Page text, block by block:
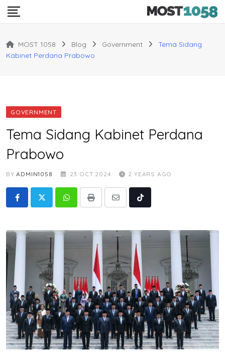
Skip
MOST 1058 Blog Government
Tema Sidang
Kabinet Perdana Prabowo
GOVERNMENT
Tema Sidang Kabinet Perdana
Prabowo
BYADMIN1058 23 OCT 2024 2 YEARS AGO
WhatsappPrint
Share
Tiktok